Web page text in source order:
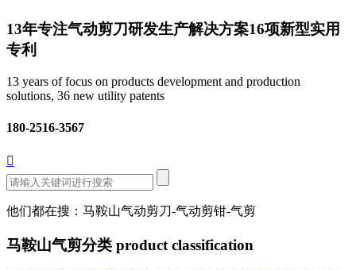
13年专注气动剪刀研发生产解决方案16项新型实用
专利
13 years of focus on products development and production
solutions, 36 new utility patents
180-2516-3567

他们都在搜：马鞍山气动剪刀-气动剪钳-气剪
马鞍山气剪分类 product classification